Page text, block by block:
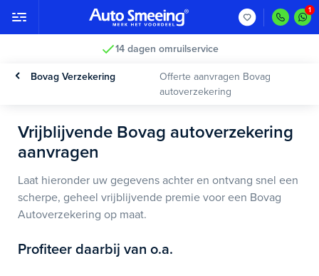
14 dagen omruilservice
Bovag Verzekering
Offerte aanvragen Bovag
autoverzekering
Vrijblijvende Bovag autoverzekering
aanvragen
Laat hieronder uw gegevens achter en ontvang snel een
scherpe, geheel vrijblijvende premie voor een Bovag
Autoverzekering op maat.
Profiteer daarbij van o.a.